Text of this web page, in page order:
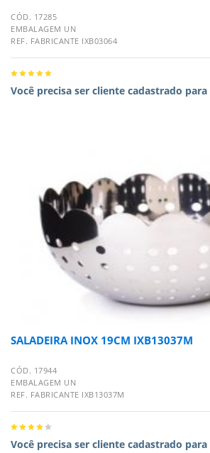
CÓD. 17285
EMBALAGEM UN
REF. FABRICANTE IXB03064
Você precisa ser cliente cadastrado
SALADEIRA INOX 19CM IXB13037M
CÓD. 17944
EMBALAGEM UN
REF. FABRICANTE IXB13037M
Você precisa ser cliente cadastrado